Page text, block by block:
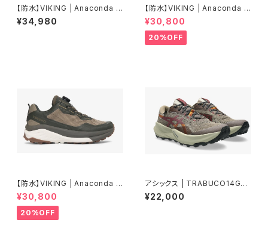
【防水】VIKING | Anaconda Li
ght 5 Low GTX BOA | BLAC
K | Unisex
¥34,980
【防水】VIKING | Anaconda H
ike Low GTX BOA | OFF-W
HITE/WHITE | Women
¥30,800
20%OFF
【防水】VIKING | Anaconda H
ike Low GTX BOA | HUNTI
NGGREEN | Men
¥30,800
20%OFF
アシックス | TRABUCO14GT
X | TAUPEGREY/OATMEAL
| Men
¥22,000